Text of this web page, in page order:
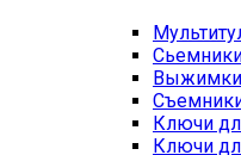
Ключи
Ключи